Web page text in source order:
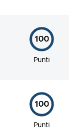
100
Punti
100
Punti